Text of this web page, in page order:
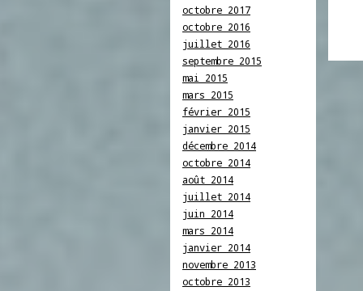
octobre 2017
octobre 2016
juillet 2016
septembre 2015
mai 2015
mars 2015
février 2015
janvier 2015
décembre 2014
octobre 2014
août 2014
juillet 2014
juin 2014
mars 2014
janvier 2014
novembre 2013
octobre 2013